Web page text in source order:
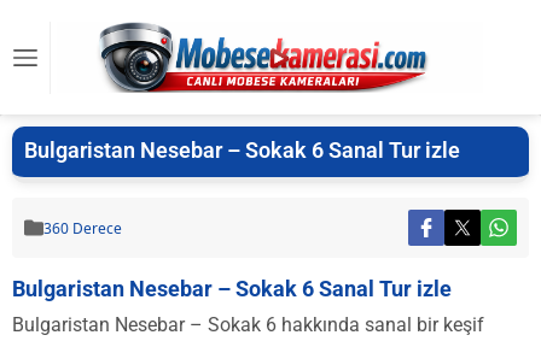
Bulgaristan Nesebar – Sokak 6 Sanal Tur izle
360 Derece
Bulgaristan Nesebar – Sokak 6 Sanal Tur izle
Bulgaristan Nesebar – Sokak 6 hakkında sanal bir keşif